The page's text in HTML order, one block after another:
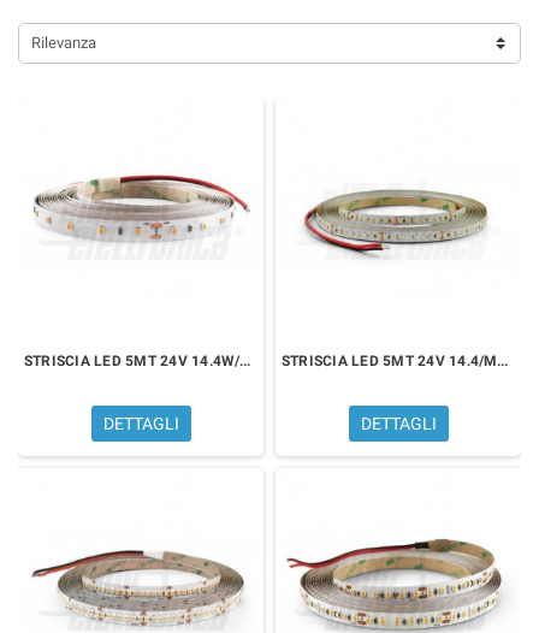
Rilevanza
STRISCIA LED 5MT 24V 14.4W/MT BIANCO CALDO 3000K
DETTAGLI
STRISCIA LED 5MT 24V 14.4/MT BIANCO CALDO 3000K
DETTAGLI